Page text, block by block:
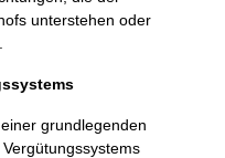
unterstehen oder
grundlegenden